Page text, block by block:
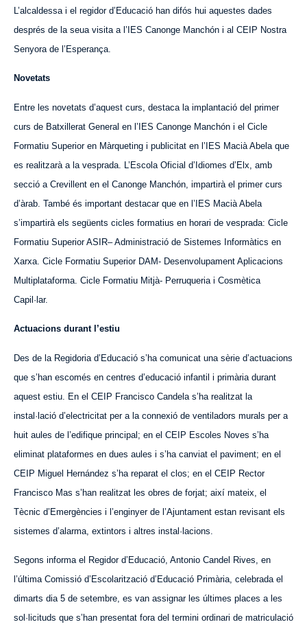
L’alcaldessa i el regidor d’Educació han difós hui aquestes dades
després de la seua visita a l’IES Canonge Manchón i al CEIP Nostra
Senyora de l’Esperança.
Novetats
Entre les novetats d’aquest curs, destaca la implantació del primer
curs de Batxillerat General en l’IES Canonge Manchón i el Cicle
Formatiu Superior en Màrqueting i publicitat en l’IES Macià Abela que
es realitzarà a la vesprada. L’Escola Oficial d’Idiomes d’Elx, amb
secció a Crevillent en el Canonge Manchón, impartirà el primer curs
d’àrab. També és important destacar que en l’IES Macià Abela
s’impartirà els següents cicles formatius en horari de vesprada: Cicle
Formatiu SuperiorASIR– Administració de Sistemes Informàtics en
Xarxa. Cicle Formatiu Superior DAM- Desenvolupament Aplicacions
Multiplataforma. Cicle Formatiu Mitjà- Perruqueria i Cosmètica
Capil·lar.
Actuacions durant l’estiu
Des de la Regidoria d’Educació s’ha comunicat una sèrie d’actuacions
que s’han escomés en centres d’educació infantil i primària durant
aquest estiu. En el CEIP Francisco Candela s’ha realitzat la
instal·lació d’electricitat per a la connexió de ventiladors murals per a
huit aules de l’edifique principal; en el CEIP Escoles Noves s’ha
eliminat plataformes en dues aules i s’ha canviat el paviment; en el
CEIP Miguel Hernández s’ha reparat el clos; en el CEIP Rector
Francisco Mas s’han realitzat les obres de forjat; així mateix, el
Tècnic d’Emergències i l’enginyer de l’Ajuntament estan revisant els
sistemes d’alarma, extintors i altres instal·lacions.
Segons informa el Regidor d’Educació, Antonio Candel Rives, en
l’última Comissió d’Escolarització d’Educació Primària, celebrada el
dimarts dia 5 de setembre, es van assignar les últimes places a les
sol·licituds que s’han presentat fora del termini ordinari de matriculació